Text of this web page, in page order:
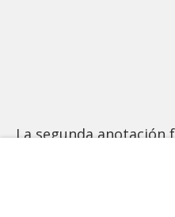
La segunda anotación